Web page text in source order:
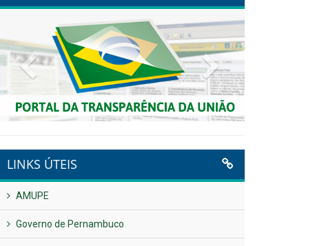
Previous Next
LINKS ÚTEIS
AMUPE
Governo de Pernambuco